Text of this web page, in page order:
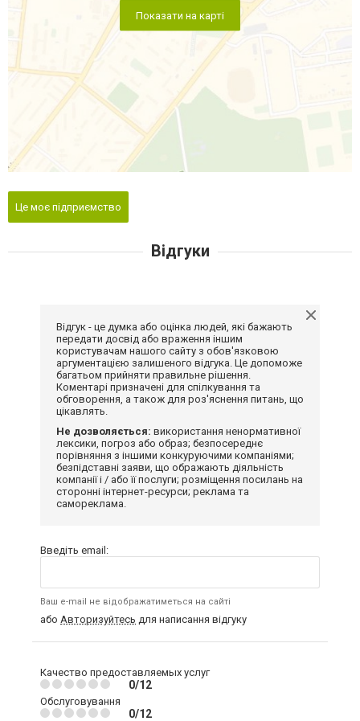
Показати на карті
Це моє підприємство
Відгуки
Відгук - це думка або оцінка людей, які бажають
передати досвід або враження іншим
користувачам нашого сайту з обов'язковою
аргументацією залишеного відгука. Це допоможе
багатьом прийняти правильне рішення.
Коментарі призначені для спілкування та
обговорення, а також для роз'яснення питань, що
цікавлять.
Не дозволяється: використання ненормативної
лексики, погроз або образ; безпосереднє
порівняння з іншими конкуруючими компаніями;
безпідставні заяви, що ображають діяльність
компанії і / або її послуги; розміщення посилань на
сторонні інтернет-ресурси; реклама та
самореклама.
Введіть email:
Ваш e-mail не відображатиметься на сайті
або Авторизуйтесь для написання відгуку
Качество предоставляемых услуг
0/12
Обслуговування
0/12